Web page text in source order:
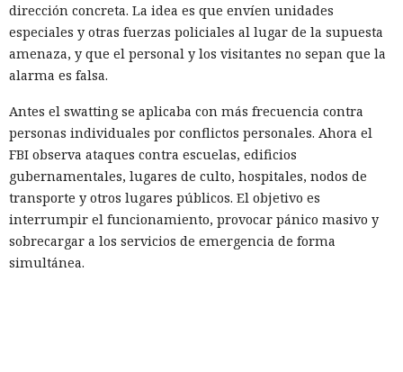
dirección concreta. La idea es que envíen unidades
especiales y otras fuerzas policiales al lugar de la supuesta
amenaza, y que el personal y los visitantes no sepan que la
alarma es falsa.
Antes el swatting se aplicaba con más frecuencia contra
personas individuales por conflictos personales. Ahora el
FBI observa ataques contra escuelas, edificios
gubernamentales, lugares de culto, hospitales, nodos de
transporte y otros lugares públicos. El objetivo es
interrumpir el funcionamiento, provocar pánico masivo y
sobrecargar a los servicios de emergencia de forma
simultánea.